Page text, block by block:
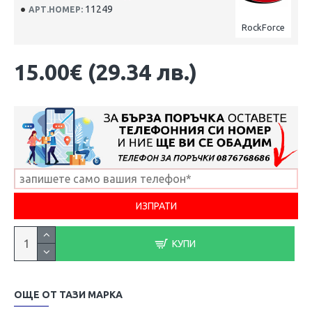
АРТ.НОМЕР: 11249
RockForce
15.00€ (29.34 лв.)
КУПИ
ОЩЕ ОТ ТАЗИ МАРКА